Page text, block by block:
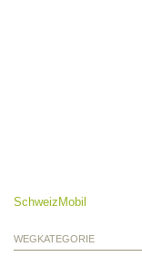
SchweizMobil
WEGKATEGORIE